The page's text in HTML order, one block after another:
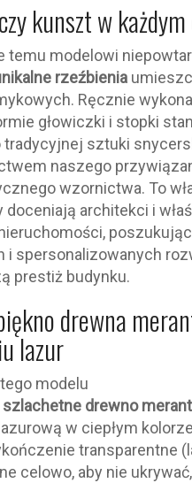
kunszt w
temu modelowi
rzeźbienia
Ręcznie
głowiczki i stopki
tradycyjnej sztuki
naszego
wzornictwa. To
doceniają architekci i
i spersonalizowanych
prestiż budynku.
drewna
lazur
modelu
szlachetne drewno
w ciepłym kolorze
transparentne
celowo, aby nie